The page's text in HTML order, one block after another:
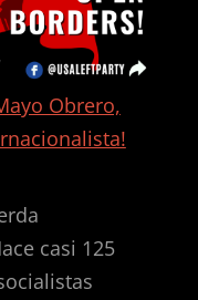
Obrero,
casi 125